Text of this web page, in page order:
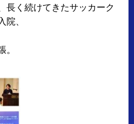
長く続けてきたサッカーク
院、
。